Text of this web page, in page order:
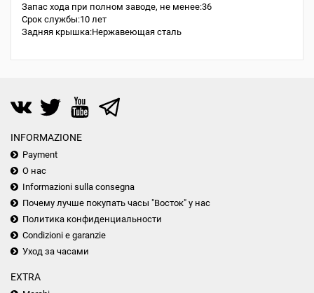
Запас хода при полном заводе, не менее:36
Срок службы:10 лет
Задняя крышка:Нержавеющая сталь
INFORMAZIONE
Payment
О нас
Informazioni sulla consegna
Почему лучше покупать часы "Восток" у нас
Политика конфиденциальности
Condizioni e garanzie
Уход за часами
EXTRA